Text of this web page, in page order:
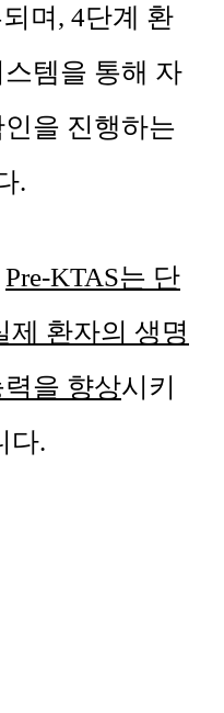
며, 4단계 환
템을 통해 자
을 진행하는
.
Pre-KTAS는 단
제 환자의 생명
을 향상시키
다.